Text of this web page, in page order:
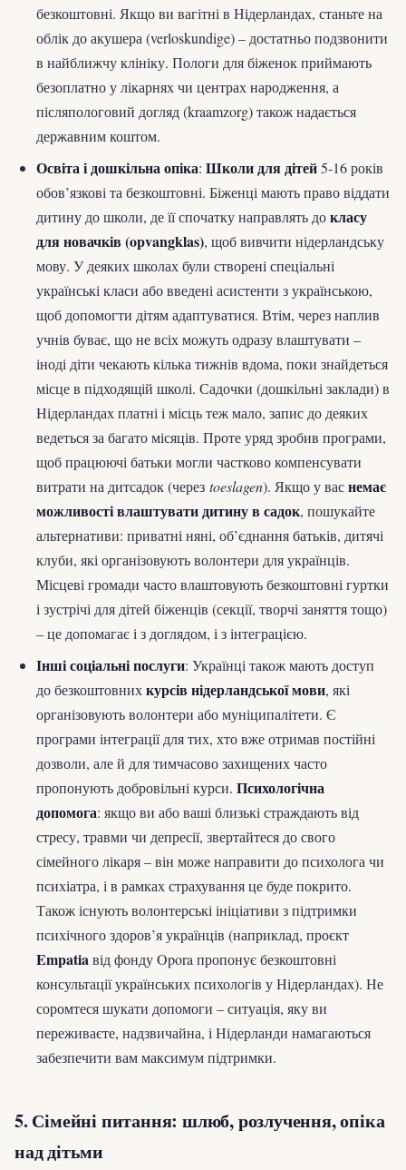
безкоштовні. Якщо ви вагітні в Нідерландах, станьте на
облік до акушера (verloskundige) – достатньо подзвонити
в найближчу клініку. Пологи для біженок приймають
безоплатно у лікарнях чи центрах народження, а
післяпологовий догляд (kraamzorg) також надається
державним коштом.
Освіта і дошкільна опіка: Школи для дітей5-16 років
обов’язкові та безкоштовні. Біженці мають право віддати
дитину до школи, де її спочатку направлять докласу
для новачків (opvangklas), щоб вивчити нідерландську
мову. У деяких школах були створені спеціальні
українські класи або введені асистенти з українською,
щоб допомогти дітям адаптуватися. Втім, через наплив
учнів буває, що не всіх можуть одразу влаштувати –
іноді діти чекають кілька тижнів вдома, поки знайдеться
місце в підходящій школі. Садочки (дошкільні заклади) в
Нідерландах платні і місць теж мало, запис до деяких
ведеться за багато місяців. Проте уряд зробив програми,
щоб працюючі батьки могли частково компенсувати
витрати на дитсадок (через toeslagen). Якщо у васнемає
можливості влаштувати дитину в садок, пошукайте
альтернативи: приватні няні, об’єднання батьків, дитячі
клуби, які організовують волонтери для українців.
Місцеві громади часто влаштовують безкоштовні гуртки
і зустрічі для дітей біженців (секції, творчі заняття тощо)
– це допомагає і з доглядом, і з інтеграцією.
Інші соціальні послуги: Українці також мають доступ
до безкоштовнихкурсів нідерландської мови, які
організовують волонтери або муніципалітети. Є
програми інтеграції для тих, хто вже отримав постійні
дозволи, але й для тимчасово захищених часто
пропонують добровільні курси. Психологічна
допомога: якщо ви або ваші близькі страждають від
стресу, травми чи депресії, звертайтеся до свого
сімейного лікаря – він може направити до психолога чи
психіатра, і в рамках страхування це буде покрито.
Також існують волонтерські ініціативи з підтримки
психічного здоров’я українців (наприклад, проєкт
Empatiaвід фонду Opora пропонує безкоштовні
консультації українських психологів у Нідерландах). Не
соромтеся шукати допомоги – ситуація, яку ви
переживаєте, надзвичайна, і Нідерланди намагаються
забезпечити вам максимум підтримки.
5. Сімейні питання: шлюб, розлучення, опіка
над дітьми